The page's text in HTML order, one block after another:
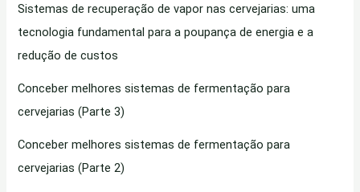
Sistemas de recuperação de vapor nas cervejarias: uma
tecnologia fundamental para a poupança de energia e a
redução de custos
Conceber melhores sistemas de fermentação para
cervejarias (Parte 3)
Conceber melhores sistemas de fermentação para
cervejarias (Parte 2)